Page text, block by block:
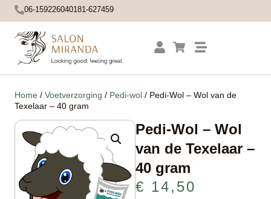
06-159226040181-627459
Home / Voetverzorging / Pedi-wol / Pedi-Wol – Wol van de
Texelaar – 40 gram
Pedi-Wol – Wol
van de Texelaar –
40 gram
€ 14,50